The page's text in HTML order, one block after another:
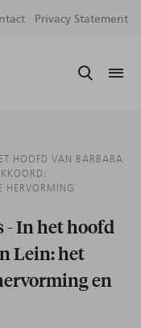
Privacy Statement
HOOFD VAN BARBARA
HERVORMING
In het hoofd
Lein: het
en